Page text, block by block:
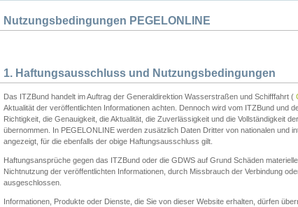
Nutzungsbedingungen PEGELONLINE
1. Haftungsausschluss und Nutzungsbedingungen
Das ITZBund handelt im Auftrag der Generaldirektion Wasserstraßen und Schifffahrt (
Aktualität der veröffentlichten Informationen achten. Dennoch wird vom ITZBund und
Richtigkeit, die Genauigkeit, die Aktualität, die Zuverlässigkeit und die Vollständigkeit
übernommen. In PEGELONLINE werden zusätzlich Daten Dritter von nationalen und
angezeigt, für die ebenfalls der obige Haftungsausschluss gilt.
Haftungsansprüche gegen das ITZBund oder die GDWS auf Grund Schäden
Nichtnutzung der veröffentlichten Informationen, durch Missbrauch der Verbindung
ausgeschlossen.
Informationen, Produkte oder Dienste, die Sie von dieser Website erhalten, dürfen